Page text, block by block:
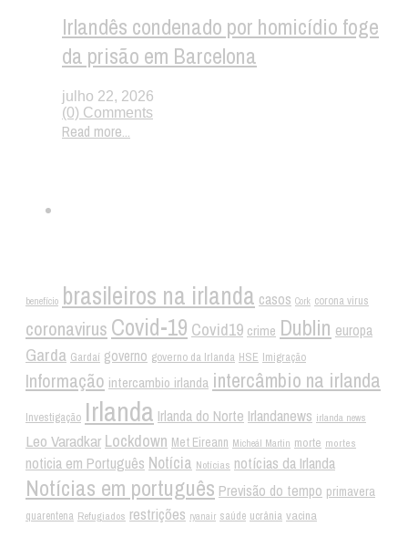
Irlandês condenado por homicídio foge
da prisão em Barcelona
julho 22, 2026
(0) Comments
Read more...
benefício brasileiros na irlanda casos Cork corona virus
coronavirus Covid-19 Covid19 crime Dublin europa
Garda Gardaí governo governo da Irlanda HSE Imigração
Informação intercambio irlanda intercâmbio na irlanda
Investigação Irlanda Irlanda do Norte Irlandanews irlanda news
Leo Varadkar Lockdown Met Eireann Micheál Martin morte mortes
noticia em Português Notícia Notícias notícias da Irlanda
Notícias em português Previsão do tempo primavera
quarentena Refugiados restrições ryanair saúde ucrânia vacina